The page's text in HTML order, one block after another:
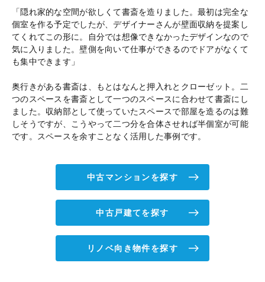
「隠れ家的な空間が欲しくて書斎を造りました。最初は完全な
個室を作る予定でしたが、デザイナーさんが壁面収納を提案し
てくれてこの形に。自分では想像できなかったデザインなので
気に入りました。壁側を向いて仕事ができるのでドアがなくて
も集中できます」
奥行きがある書斎は、もとはなんと押入れとクローゼット。二
つのスペースを書斎として一つのスペースに合わせて書斎にし
ました。収納部として使っていたスペースで部屋を造るのは難
しそうですが、こうやって二つ分を合体させれば半個室が可能
です。スペースを余すことなく活用した事例です。
中古マンションを探す
中古戸建てを探す
リノベ向き物件を探す